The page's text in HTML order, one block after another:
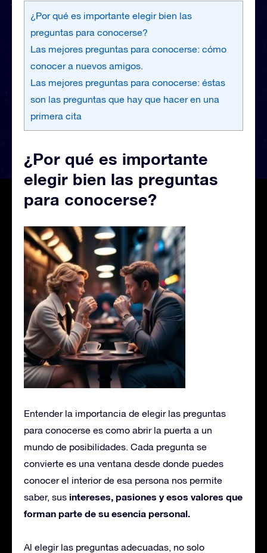
¿Por qué es importante elegir bien las
preguntas para conocerse?
Las mejores preguntas para conocerse: cómo
conocer a nuevos amigos.
Las mejores preguntas para conocerse: éstas
son las preguntas que hay que hacer en una
primera cita
¿Por qué es importante
elegir bien las preguntas
para conocerse?
Entender la importancia de elegir las preguntas
para conocerse es como abrir la puerta a un
mundo de posibilidades. Cada pregunta se
convierte es una ventana desde donde puedes
conocer el interior de esa persona nos permite
saber, sus intereses, pasiones y esos valores que
forman parte de su esencia personal.
Al elegir las preguntas adecuadas, no solo